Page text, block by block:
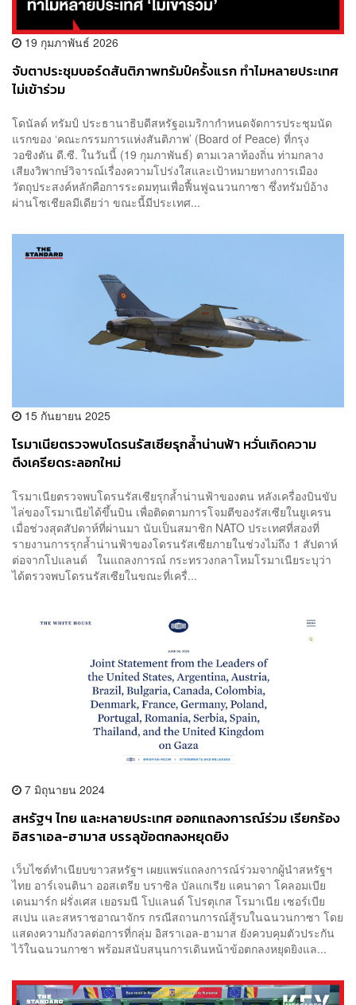
19 กุมภาพันธ์ 2026
จับตาประชุมบอร์ดสันติภาพทรัมป์ครั้งแรก ทำไมหลายประเทศ
ไม่เข้าร่วม
โดนัลด์ ทรัมป์ ประธานาธิบดีสหรัฐอเมริกากำหนดจัดการประชุมนัด
แรกของ ‘คณะกรรมการแห่งสันติภาพ’ (Board of Peace) ที่กรุง
วอชิงตัน ดี.ซี. ในวันนี้ (19 กุมภาพันธ์) ตามเวลาท้องถิ่น ท่ามกลาง
เสียงวิพากษ์วิจารณ์เรื่องความโปร่งใสและเป้าหมายทางการเมือง
วัตถุประสงค์หลักคือการระดมทุนเพื่อฟื้นฟูฉนวนกาซา ซึ่งทรัมป์อ้าง
ผ่านโซเชียลมีเดียว่า ขณะนี้มีประเทศ...
15 กันยายน 2025
โรมาเนียตรวจพบโดรนรัสเซียรุกล้ำน่านฟ้า หวั่นเกิดความ
ตึงเครียดระลอกใหม่
โรมาเนียตรวจพบโดรนรัสเซียรุกล้ำน่านฟ้าของตน หลังเครื่องบินขับ
ไล่ของโรมาเนียได้ขึ้นบิน เพื่อติดตามการโจมตีของรัสเซียในยูเครน
เมื่อช่วงสุดสัปดาห์ที่ผ่านมา นับเป็นสมาชิก NATO ประเทศที่สองที่
รายงานการรุกล้ำน่านฟ้าของโดรนรัสเซียภายในช่วงไม่ถึง 1 สัปดาห์
ต่อจากโปแลนด์ ในแถลงการณ์ กระทรวงกลาโหมโรมาเนียระบุว่า
ได้ตรวจพบโดรนรัสเซียในขณะที่เครื่...
7 มิถุนายน 2024
สหรัฐฯ ไทย และหลายประเทศ ออกแถลงการณ์ร่วม เรียกร้อง
อิสราเอล-ฮามาส บรรลุข้อตกลงหยุดยิง
เว็บไซต์ทำเนียบขาวสหรัฐฯ เผยแพร่แถลงการณ์ร่วมจากผู้นำสหรัฐฯ
ไทย อาร์เจนตินา ออสเตรีย บราซิล บัลแกเรีย แคนาดา โคลอมเบีย
เดนมาร์ก ฝรั่งเศส เยอรมนี โปแลนด์ โปรตุเกส โรมาเนีย เซอร์เบีย
สเปน และสหราชอาณาจักร กรณีสถานการณ์สู้รบในฉนวนกาซา โดย
แสดงความกังวลต่อการที่กลุ่ม อิสราเอล-ฮามาส ยังควบคุมตัวประกัน
ไว้ในฉนวนกาซา พร้อมสนับสนุนการเดินหน้าข้อตกลงหยุดยิงแล...